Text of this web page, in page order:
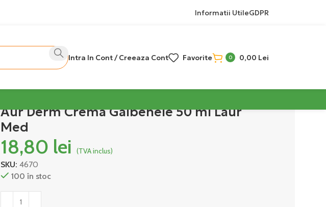
Informatii UtileGDPR
Intra In Cont / Creeaza Cont Favorite 0 0,00 Lei
Aur Derm Crema Galbenele 50 ml Laur
Med
18,80 lei (TVA inclus)
SKU:4670
100 în stoc
Alternative: